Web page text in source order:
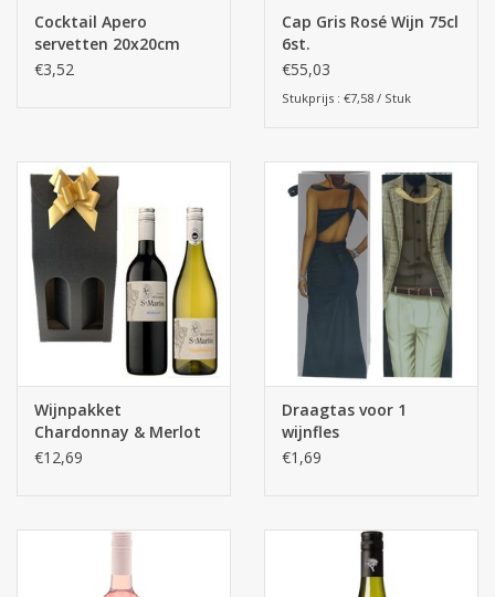
Cocktail Apero
servetten 20x20cm
125st. - P2P Zwart
€3,52
Cap Gris Rosé Wijn 75cl
6st.
€55,03
Stukprijs : €7,58 / Stuk
Wijnpakket
Chardonnay & Merlot
€12,69
Draagtas voor 1
wijnfles
€1,69